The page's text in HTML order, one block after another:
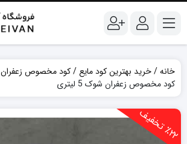
خانه خرید بهترین کود مایع
کود مخصوص زعفران
کود مخصوص زعفران شوک 5 لیتری
٪2
2
ت
خ
ف
یف